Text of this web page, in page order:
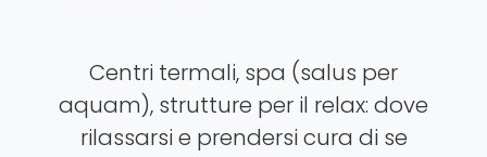
Centri termali, spa (salus per
aquam), strutture per il relax: dove
rilassarsi e prendersi cura di se